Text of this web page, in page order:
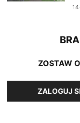
ZOSTAW
ZALOGUJ